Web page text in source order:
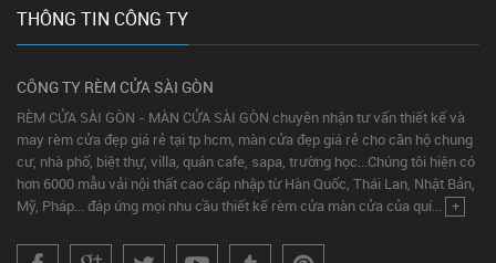
THÔNG TIN CÔNG TY
CÔNG TY RÈM CỬA SÀI GÒN
RÈM CỬA SÀI GÒN - MÀN CỬA SÀI GÒN chuyên nhận tư vấn thiết kế và
may rèm cửa đẹp giá rẻ tại tp hcm, màn cửa đẹp giá rẻ cho căn hộ chung
cư, nhà phố, biệt thự, villa, quán cafe, sapa, trường học...Chúng tôi hiện có
hơn 6000 mẫu vải nội thất cao cấp nhập từ Hàn Quốc, Thái Lan, Nhật Bản,
Mỹ, Pháp... đáp ứng mọi nhu cầu thiết kế rèm cửa màn cửa của quí...
+